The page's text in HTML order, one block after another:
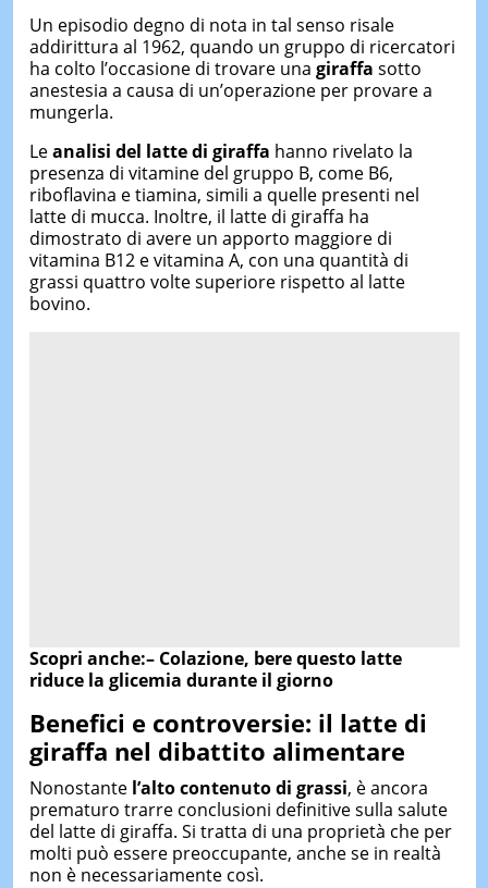
Un episodio degno di nota in tal senso risale
addirittura al 1962, quando un gruppo di ricercatori
ha colto l’occasione di trovare una giraffa sotto
anestesia a causa di un’operazione per provare a
mungerla.
Leanalisi del latte di giraffa hanno rivelato la
presenza di vitamine del gruppo B, come B6,
riboflavina e tiamina, simili a quelle presenti nel
latte di mucca. Inoltre, il latte di giraffa ha
dimostrato di avere un apporto maggiore di
vitamina B12 e vitamina A, con una quantità di
grassi quattro volte superiore rispetto al latte
bovino.
Scopri anche:– Colazione, bere questo latte
riduce la glicemia durante il giorno
Benefici e controversie: il latte di
giraffa nel dibattito alimentare
Nonostante l’alto contenuto di grassi, è ancora
prematuro trarre conclusioni definitive sulla salute
del latte di giraffa. Si tratta di una proprietà che per
molti può essere preoccupante, anche se in realtà
non è necessariamente così.